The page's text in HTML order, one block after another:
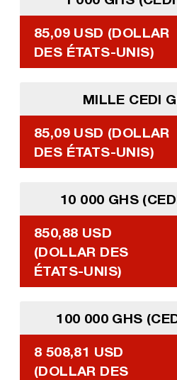
85,09 USD (DOLLAR
DES ÉTATS-UNIS)
MILLE CEDI
85,09 USD (DOLLAR
DES ÉTATS-UNIS)
10 000 GHS
850,88 USD
(DOLLAR DES
ÉTATS-UNIS)
100 000 GHS
8 508,81 USD
(DOLLAR DES